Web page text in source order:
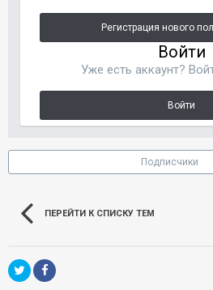
Регистрация нового
Войти
Уже есть аккаунт?
Войти
Подписчики
ПЕРЕЙТИ К СПИСКУ ТЕМ